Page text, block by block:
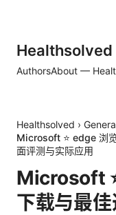
Healthsolved
AuthorsAbout —
Healthsolved ›
Microsoft ⭐ edge 浏
面评测与实际应用
Microsoft
下载与最